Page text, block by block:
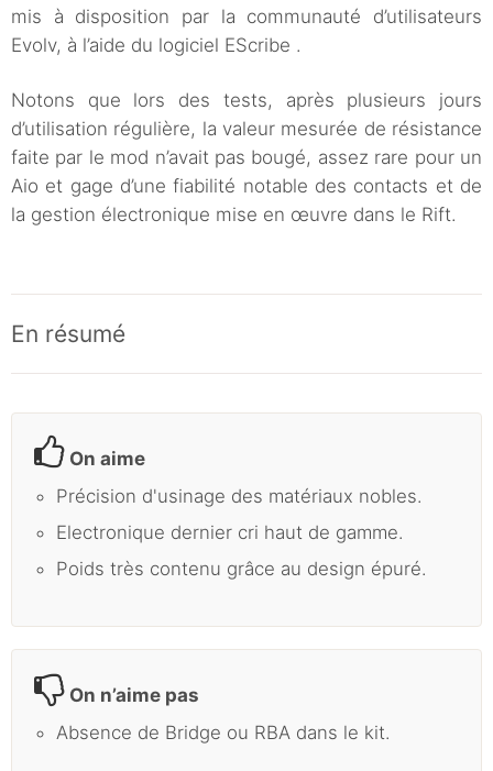
mis à disposition par la communauté d’utilisateurs
Evolv, à l’aide du logiciel EScribe .
Notons que lors des tests, après plusieurs jours
d’utilisation régulière, la valeur mesurée de résistance
faite par le mod n’avait pas bougé, assez rare pour un
Aio et gage d’une fiabilité notable des contacts et de
la gestion électronique mise en œuvre dans le Rift.
En résumé
On aime
Précision d'usinage des matériaux nobles.
Electronique dernier cri haut de gamme.
Poids très contenu grâce au design épuré.
On n’aime pas
Absence de Bridge ou RBA dans le kit.